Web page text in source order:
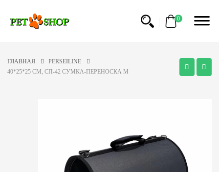
0
ГЛАВНАЯ
PERSEILINE
40*25*25 CM, СП-42 СУМКА-ПЕРЕНОСКА M